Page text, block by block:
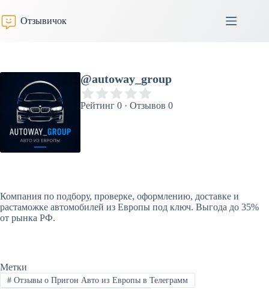
к
сути
Отзывичок
@autoway_group
Рейтинг 0 · Отзывов 0
Компания по подбору, проверке, оформлению, доставке и
растаможке автомобилей из Европы под ключ. Выгода до 35%
от рынка РФ.
Метки
#Отзывы о Пригон Авто из Европы в Телеграмм